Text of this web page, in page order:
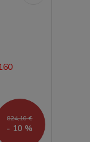
824,10 €
- 10 %